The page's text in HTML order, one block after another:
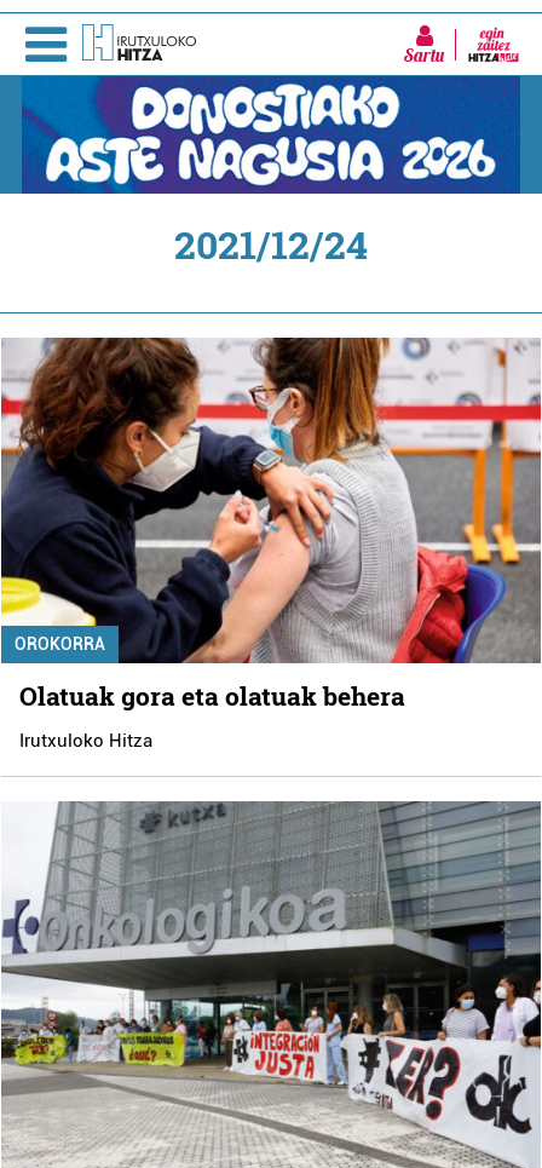
Sartu
2021/12/24
OROKORRA
Olatuak gora eta olatuak behera
Irutxuloko Hitza